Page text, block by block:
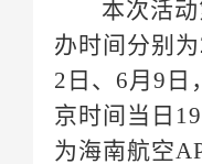
办时间分别为
2 日、